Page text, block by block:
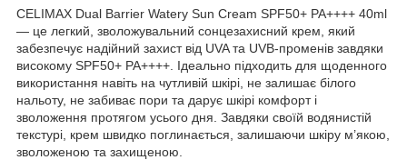
CELIMAX Dual Barrier Watery Sun Cream SPF50+ PA++++ 40ml
— це легкий, зволожувальний сонцезахисний крем, який
забезпечує надійний захист від UVA та UVB-променів завдяки
високому SPF50+ PA++++. Ідеально підходить для щоденного
використання навіть на чутливій шкірі, не залишає білого
нальоту, не забиває пори та дарує шкірі комфорт і
зволоження протягом усього дня. Завдяки своїй водянистій
текстурі, крем швидко поглинається, залишаючи шкіру м’якою,
зволоженою та захищеною.